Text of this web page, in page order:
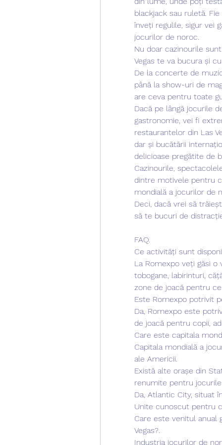
blackjack sau ruletă.
înveți regulile, sigur vei
jocurilor de noroc.
Nu doar cazinourile
Vegas te va bucura și
De la concerte de
până la show-uri de
are ceva pentru toate
Dacă pe lângă jocurile
gastronomie, vei fi
restaurantelor din Las
dar și bucătării
delicioase pregătite de
Cazinourile,
dintre motivele pentru
mondială a jocurilor de
Deci, dacă vrei să
să te bucuri de
FAQ.
Ce activități sunt
La Romexpo veți găsi
tobogane, labirinturi,
zone de joacă pentru
Este Romexpo potrivit
Da, Romexpo este
de joacă pentru copii,
Care este capitala
Capitala mondială a
ale Americii.
Există alte orașe din
renumite pentru
Da, Atlantic City, situat
Unite cunoscut pentru
Care este venitul anual
Vegas?.
Industria jocurilor de